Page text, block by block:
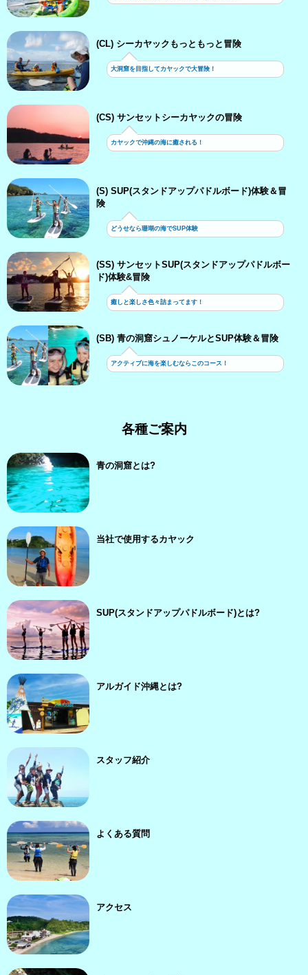
(CL) シーカヤックもっともっと冒険
大洞窟を目指してカヤックで大冒険！
(CS) サンセットシーカヤックの冒険
カヤックで沖縄の海に癒される！
(S) SUP(スタンドアップパドルボード)体験＆冒
険
どうせなら珊瑚の海でSUP体験
(SS) サンセットSUP(スタンドアップパドルボー
ド)体験&冒険
癒しと楽しさ色々詰まってます！
(SB) 青の洞窟シュノーケルとSUP体験＆冒険
アクティブに海を楽しむならこのコース！
各種ご案内
青の洞窟とは?
当社で使用するカヤック
SUP(スタンドアップパドルボード)とは?
アルガイド沖縄とは?
スタッフ紹介
よくある質問
アクセス